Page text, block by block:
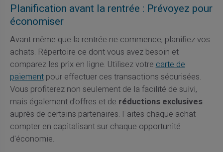
Planification avant la rentrée : Prévoyez pour
économiser
Avant même que la rentrée ne commence, planifiez vos
achats. Répertoire ce dont vous avez besoin et
comparez les prix en ligne. Utilisez votrecarte de
paiementpour effectuer ces transactions sécurisées.
Vous profiterez non seulement de la facilité de suivi,
mais également d'offres et de réductions exclusives
auprès de certains partenaires. Faites chaque achat
compter en capitalisant sur chaque opportunité
d'économie.